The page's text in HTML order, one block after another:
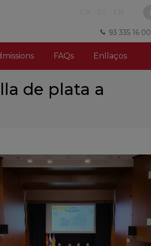
93 335 16 00
FAQs Enllaços
de plata a